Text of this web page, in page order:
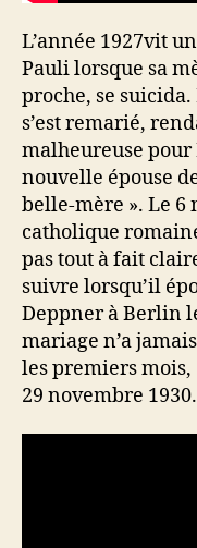
L’année 1927vit
Pauli lorsque sa
proche, se
s’est remarié,
malheureuse
nouvelle épouse
belle-mère ». Le 6
catholique
pas tout à fait
suivre lorsqu’il
Deppner à Berlin
mariage n’a
les premiers
29 novembre 1930.